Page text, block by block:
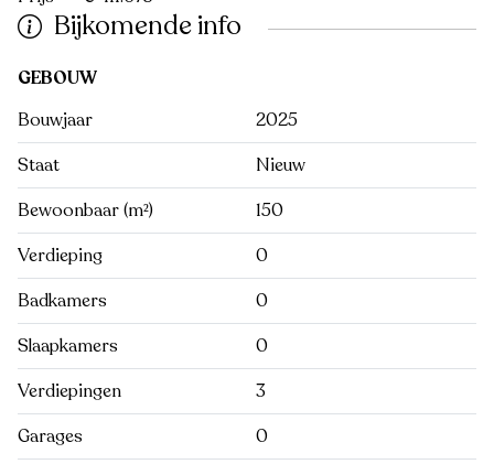
Bijkomende info
GEBOUW
Bouwjaar
2025
Staat
Nieuw
Bewoonbaar (m²)
150
Verdieping
0
Badkamers
0
Slaapkamers
0
Verdiepingen
3
Garages
0